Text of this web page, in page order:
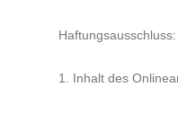
Haftungsausschluss:
1. Inhalt des